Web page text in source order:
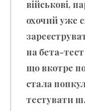
військові,
охочий уже
на бета-
що вкотре
стала
тестувати